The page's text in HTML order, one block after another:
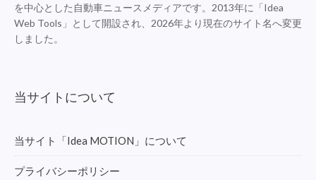
を中心とした自動車ニュースメディアです。2013年に「Idea
Web Tools」として開設され、2026年より現在のサイト名へ変更
しました。
当サイトについて
当サイト「Idea MOTION」について
プライバシーポリシー